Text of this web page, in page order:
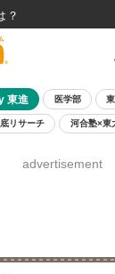
東進 医学部
リサーチ 河合塾×東
8月開催学校説明会・相談会
advertisement